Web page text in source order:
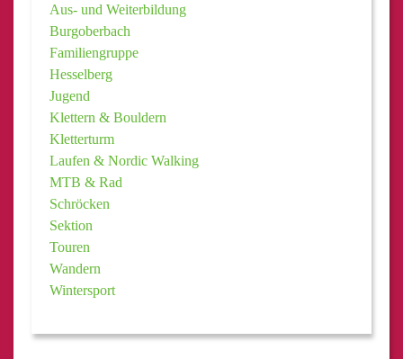
Aus- und Weiterbildung
Burgoberbach
Familiengruppe
Hesselberg
Jugend
Klettern & Bouldern
Kletterturm
Laufen & Nordic Walking
MTB & Rad
Schröcken
Sektion
Touren
Wandern
Wintersport